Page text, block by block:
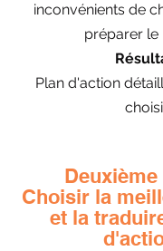
inconvénients de
préparer le
Plan d'action
Deuxième
Choisir la
et la